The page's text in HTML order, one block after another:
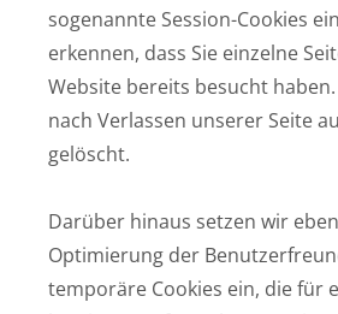
sogenannte Session-Cookies
erkennen, dass Sie einzelne
Website bereits besucht
nach Verlassen unserer Seite
gelöscht.
Darüber hinaus setzen wir
Optimierung der
temporäre Cookies ein, die für